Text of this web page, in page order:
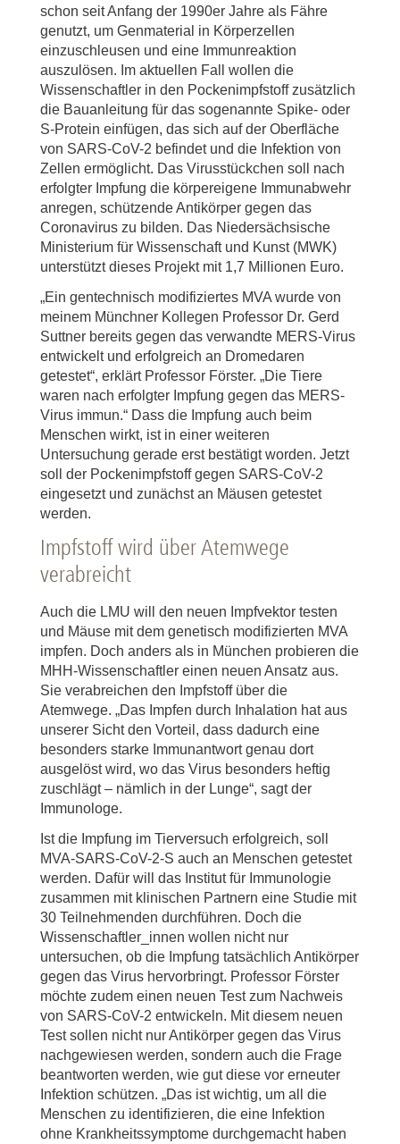
schon seit Anfang der 1990er Jahre als Fähre
genutzt, um Genmaterial in Körperzellen
einzuschleusen und eine Immunreaktion
auszulösen. Im aktuellen Fall wollen die
Wissenschaftler in den Pockenimpfstoff zusätzlich
die Bauanleitung für das sogenannte Spike- oder
S-Protein einfügen, das sich auf der Oberfläche
von SARS-CoV-2 befindet und die Infektion von
Zellen ermöglicht. Das Virusstückchen soll nach
erfolgter Impfung die körpereigene Immunabwehr
anregen, schützende Antikörper gegen das
Coronavirus zu bilden. Das Niedersächsische
Ministerium für Wissenschaft und Kunst (MWK)
unterstützt dieses Projekt mit 1,7 Millionen Euro.
„Ein gentechnisch modifiziertes MVA wurde von
meinem Münchner Kollegen Professor Dr. Gerd
Suttner bereits gegen das verwandte MERS-Virus
entwickelt und erfolgreich an Dromedaren
getestet“, erklärt Professor Förster. „Die Tiere
waren nach erfolgter Impfung gegen das MERS-
Virus immun.“ Dass die Impfung auch beim
Menschen wirkt, ist in einer weiteren
Untersuchung gerade erst bestätigt worden. Jetzt
soll der Pockenimpfstoff gegen SARS-CoV-2
eingesetzt und zunächst an Mäusen getestet
werden.
Impfstoff wird über Atemwege
verabreicht
Auch die LMU will den neuen Impfvektor testen
und Mäuse mit dem genetisch modifizierten MVA
impfen. Doch anders als in München probieren die
MHH-Wissenschaftler einen neuen Ansatz aus.
Sie verabreichen den Impfstoff über die
Atemwege. „Das Impfen durch Inhalation hat aus
unserer Sicht den Vorteil, dass dadurch eine
besonders starke Immunantwort genau dort
ausgelöst wird, wo das Virus besonders heftig
zuschlägt – nämlich in der Lunge“, sagt der
Immunologe.
Ist die Impfung im Tierversuch erfolgreich, soll
MVA-SARS-CoV-2-S auch an Menschen getestet
werden. Dafür will das Institut für Immunologie
zusammen mit klinischen Partnern eine Studie mit
30 Teilnehmenden durchführen. Doch die
Wissenschaftler_innen wollen nicht nur
untersuchen, ob die Impfung tatsächlich Antikörper
gegen das Virus hervorbringt. Professor Förster
möchte zudem einen neuen Test zum Nachweis
von SARS-CoV-2 entwickeln. Mit diesem neuen
Test sollen nicht nur Antikörper gegen das Virus
nachgewiesen werden, sondern auch die Frage
beantworten werden, wie gut diese vor erneuter
Infektion schützen. „Das ist wichtig, um all die
Menschen zu identifizieren, die eine Infektion
ohne Krankheitssymptome durchgemacht haben